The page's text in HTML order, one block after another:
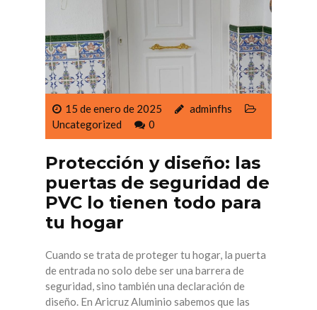
15 de enero de 2025
adminfhs
Uncategorized
0
Protección y diseño: las
puertas de seguridad de
PVC lo tienen todo para
tu hogar
Cuando se trata de proteger tu hogar, la puerta
de entrada no solo debe ser una barrera de
seguridad, sino también una declaración de
diseño. En Aricruz Aluminio sabemos que las